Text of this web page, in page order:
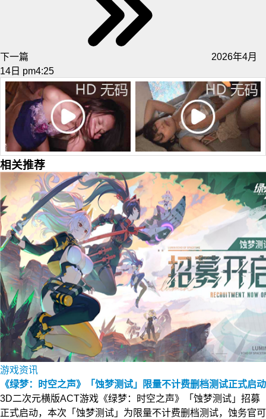
下一篇
2026年4月
14日 pm4:25
相关推荐
游戏资讯
《绿梦：时空之声》「蚀梦测试」限量不计费删档测试正式启动
3D二次元横版ACT游戏《绿梦：时空之声》「蚀梦测试」招募
正式启动，本次「蚀梦测试」为限量不计费删档测试，蚀务官可